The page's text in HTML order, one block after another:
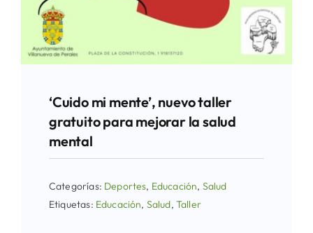
‘Cuido mi mente’, nuevo taller
gratuito para mejorar la salud
mental
Categorías: Deportes, Educación, Salud
Etiquetas: Educación, Salud, Taller